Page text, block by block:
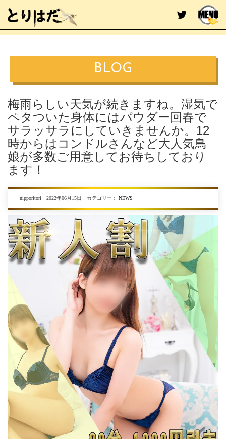
BLOG
梅雨らしい天気が続きますね。湿気で
ペタついた身体にはパウダー回春で
サラッサラにしていきませんか。12
時からはコンドルさんなど大人気鳥
娘が多数ご用意してお待ちしており
ます！
nipporitori 2022年06月15日 カテゴリー： NEWS